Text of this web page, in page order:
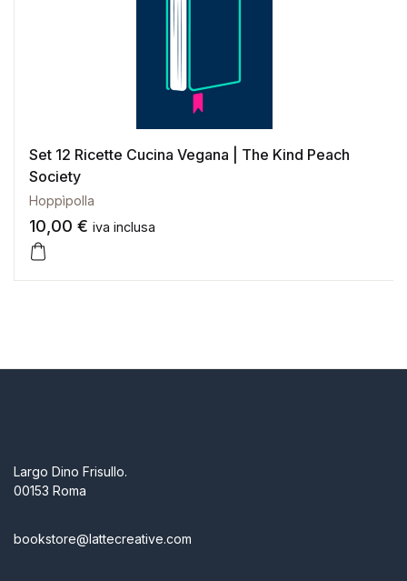
Set 12 Ricette Cucina Vegana | The Kind Peach
Society
Hoppìpolla
10,00 € iva inclusa
Largo Dino Frisullo.
00153 Roma
bookstore@lattecreative.com